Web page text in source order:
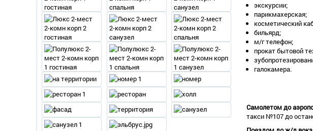
1-местный 2-
Номер состоит из
В номере: одна 1-
2-местный 2-
Номер состоит из
В номере: одна 2-
экскурсии;
парикмахерская;
косметический
бильярд;
м/г телефон;
прокат бытовой
галокамера.
Самолетом до
такси №107 до